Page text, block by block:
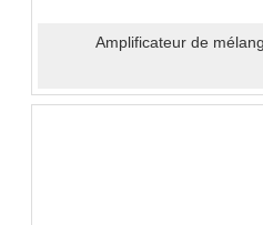
Amplificateur de